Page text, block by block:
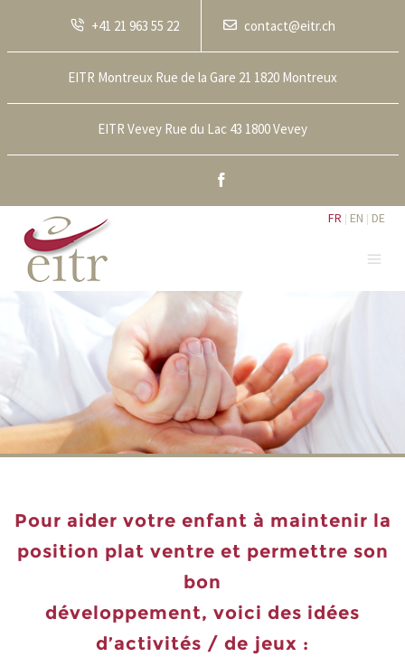
+41 21 963 55 22 contact@eitr.ch
EITR Montreux Rue de la Gare 21 1820 Montreux
EITR Vevey Rue du Lac 43 1800 Vevey
FR EN DE
Pour aider votre enfant à maintenir la
position plat ventre et permettre son
bon
développement, voici des idées
d’activités / de jeux :